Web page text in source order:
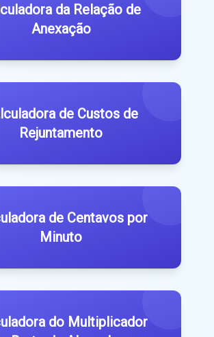
da Relação de
Anexação
de Custos de
Rejuntamento
de Centavos por
Minuto
do Multiplicador